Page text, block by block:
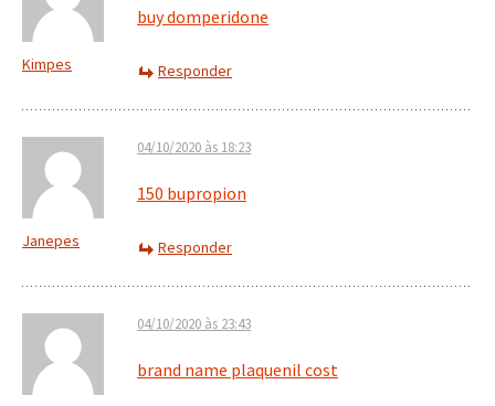
Kimpes
buy domperidone
Responder
Janepes
04/10/2020 às 18:23
150 bupropion
Responder
04/10/2020 às 23:43
brand name plaquenil cost